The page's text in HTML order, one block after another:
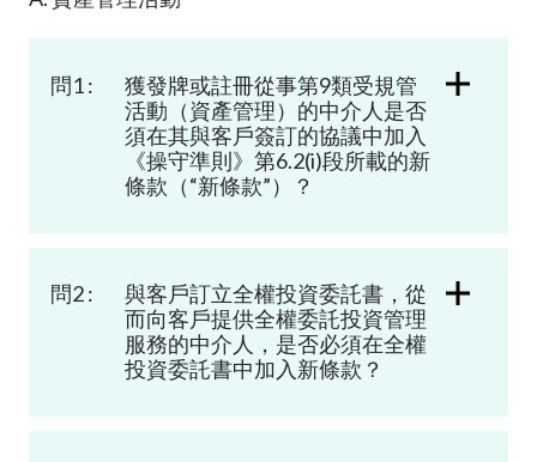
問1 : 獲發牌或註冊從事第9類受規管
活動（資產管理）的中介人是否
須在其與客戶簽訂的協議中加入
《操守準則》第6.2(i)段所載的新
條款（“新條款”）？
問2 :
與客戶訂立全權投資委託書，從
而向客戶提供全權委託投資管理
服務的中介人，是否必須在全權
投資委託書中加入新條款？